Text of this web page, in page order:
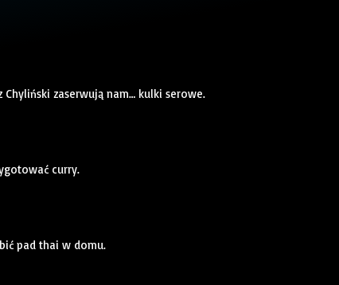
Chyliński zaserwują nam… kulki serowe.
curry.
pad thai w domu.